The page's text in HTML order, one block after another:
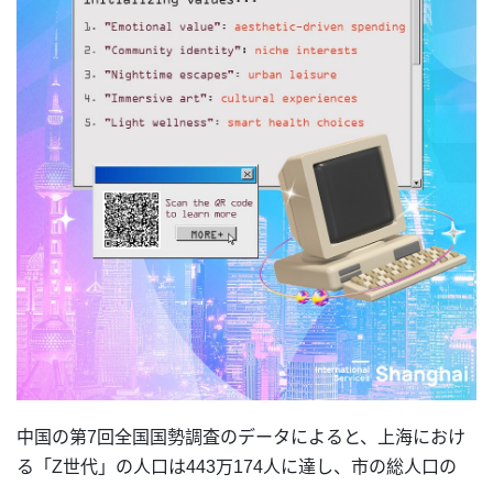
中国の第7回全国国勢調査のデータによると、上海におけ
る「Z世代」の人口は443万174人に達し、市の総人口の